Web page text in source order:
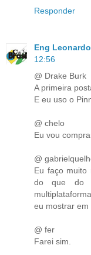
Responder
Eng
12:56
@ Drake Burk
A primeira
E eu uso o
@ chelo
Eu vou
@
Eu faço muito
do que do
eu mostrar em
@ fer
Farei sim.